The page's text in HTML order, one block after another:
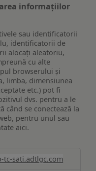
informațiilor
sau identificatorii
identificatorii de
alocați aleatoriu,
cu alte
browserului și
limba, dimensiunea
etc.) pot fi
dvs. pentru a le
când se conectează la
pentru unul sau
aici.
tc-sati.adtlgc.com